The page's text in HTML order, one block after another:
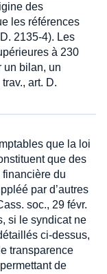
des
les références
2135-4). Les
à 230
un bilan, un
art. D.
que la loi
que des
du
par d’autres
soc., 29 févr.
si le syndicat ne
ci-dessus,
transparence
de